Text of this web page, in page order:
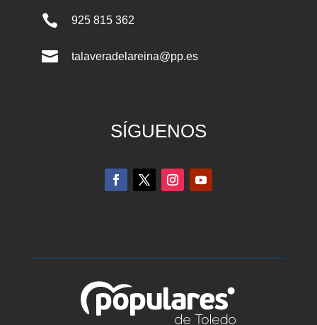
 925 815 362
 talaveradelareina@pp.es
SÍGUENOS